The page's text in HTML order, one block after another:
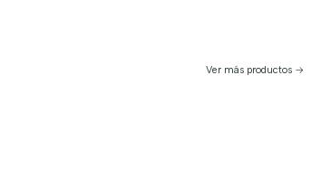
Ver más productos